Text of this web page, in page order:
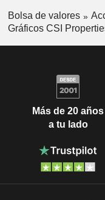
Bolsa de valores
Gráficos CSI
Más de 20 años
a tu lado